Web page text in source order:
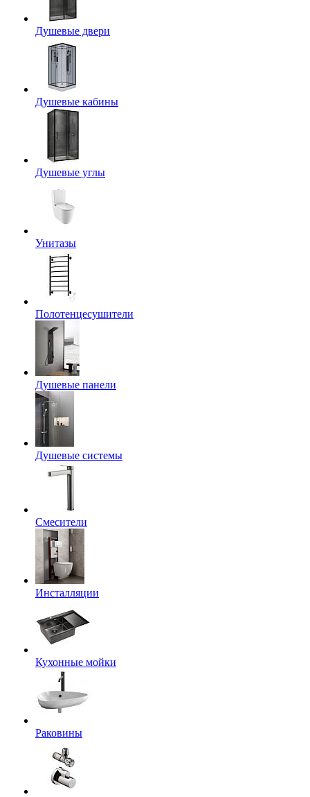
Душевые двери
Душевые кабины
Душевые углы
Унитазы
Полотенцесушители
Душевые панели
Душевые системы
Смесители
Инсталляции
Кухонные мойки
Раковины